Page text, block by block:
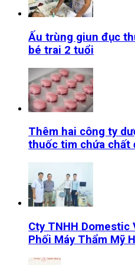
Ấu trùng giun đục
bé trai 2 tuổi
Thêm hai công ty
thuốc tim chứa chất
Cty TNHH Domestic
Phối Máy Thẩm Mỹ